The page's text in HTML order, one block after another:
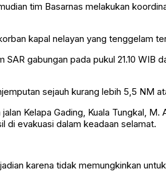
tim Basarnas melakukan
kapal nelayan yang tenggelam
gabungan pada pukul 21.10
sejauh kurang lebih 5,5 NM
Kelapa Gading, Kuala Tungkal,
di evakuasi dalam keadaan selamat.
karena tidak memungkinkan